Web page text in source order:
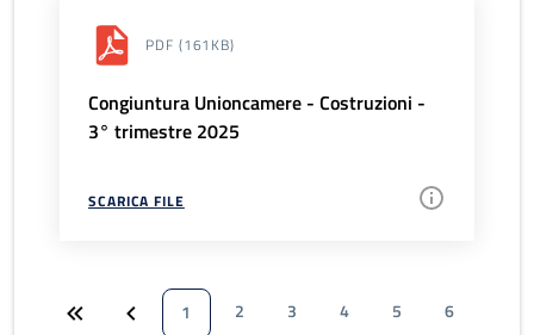
PDF (161KB)
Congiuntura Unioncamere - Costruzioni -
3° trimestre 2025
SCARICA FILE
1 2 3 4 5
6